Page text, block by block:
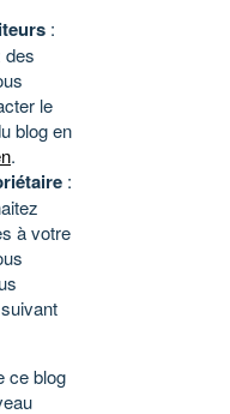
:
des
le
blog en
.
:
à votre
ce blog